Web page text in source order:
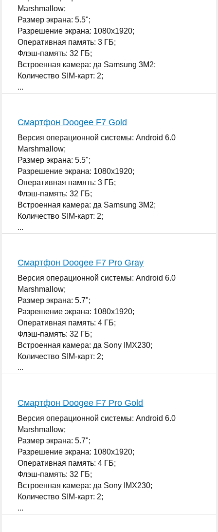
Marshmallow;
Размер экрана: 5.5";
Разрешение экрана: 1080x1920;
Оперативная память: 3 ГБ;
Флэш-память: 32 ГБ;
Встроенная камера: да Samsung 3M2;
Количество SIM-карт: 2;
...
Смартфон Doogee F7 Gold
Версия операционной системы: Android 6.0
Marshmallow;
Размер экрана: 5.5";
Разрешение экрана: 1080x1920;
Оперативная память: 3 ГБ;
Флэш-память: 32 ГБ;
Встроенная камера: да Samsung 3M2;
Количество SIM-карт: 2;
...
Смартфон Doogee F7 Pro Gray
Версия операционной системы: Android 6.0
Marshmallow;
Размер экрана: 5.7";
Разрешение экрана: 1080x1920;
Оперативная память: 4 ГБ;
Флэш-память: 32 ГБ;
Встроенная камера: да Sony IMX230;
Количество SIM-карт: 2;
...
Смартфон Doogee F7 Pro Gold
Версия операционной системы: Android 6.0
Marshmallow;
Размер экрана: 5.7";
Разрешение экрана: 1080x1920;
Оперативная память: 4 ГБ;
Флэш-память: 32 ГБ;
Встроенная камера: да Sony IMX230;
Количество SIM-карт: 2;
...